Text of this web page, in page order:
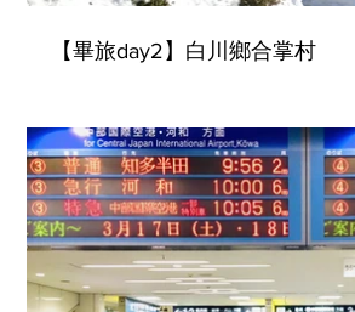
【畢旅day2】白川鄉合掌村
播放影片